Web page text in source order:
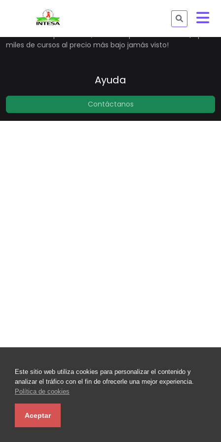
Este sitio web utiliza cookies para personalizar el contenido y
analizar el tráfico con el fin de ofrecerle una mejor experiencia.
Política de cookies
Aceptar
Estudia cualquier tema, en cualquier momento. ¡Explora
miles de cursos al precio más bajo jamás visto!
Ayuda
Contáctanos